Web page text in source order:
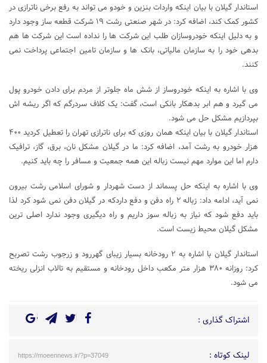
استاندار گیلان با بیان اینکه واردات بنزین و خودو می تواند به رفع برخی ناترازی در
کشور کمک کند، اضافه کرد: در شهر صنعتی رشت ۱۹ شرکت قطعه ساز وجود دارد
و به دلیل اینکه خودروسازان طلب این شرکت ها را نداده است این شرکت ها هم
بدهی خود را به سازمان مالیاتی، بانک ها و سازمان تامین اجتماعی پرداخت نمی
کنند.
وی با اشاره به اینکه خودروساز از شش ماه جلوتر از مردم برای دادن خودرو پول
می گیرد و هم ابر بدهکار بانکی است، گفت: یک کلاف سردرگم که اگر ریشه اش
بپردازیم مشکل حل می شود.
استاندار گیلان با بیان اینکه همان روزی که برای ناترازی تهران را تعطیل کردید ۴۰۰
هزار خودرو به رشت آمد، اضافه کرد: ما در گیلان مشکل نان، برق، گاز، ترافیک
دارم اما این موارد مهم نیست زباله این همه جمعیت و مسافر را چه باید کنیم.
وی با اشاره به اینکه حل پسماند از دست شهردار و شورای اسلامی رشت بیرون
نمی آید، ادامه داد: زباله ۲ راه دفن و دفع داردکه در گیلان دفن نمی شود کرد لذا
باید دفع شود که نیاز به زباله سوز داریم و راه دیگیری وجود ندارد اصلی ترین
مشکل گیلان محیط زیست است.
استاندار گیلان با اشاره به ۲ رودخانه بسیار زیبای گهررود و زرجوب رشت تصربح
کرد: روزانه ۳۸۰ هزار متر مکعب داخل رودخانه و مستقیم به تالاب انزلی ریخته
می شود.
اشتراک گذاری :
لینک کوتاه : https://moeennews.ir/?p=37049